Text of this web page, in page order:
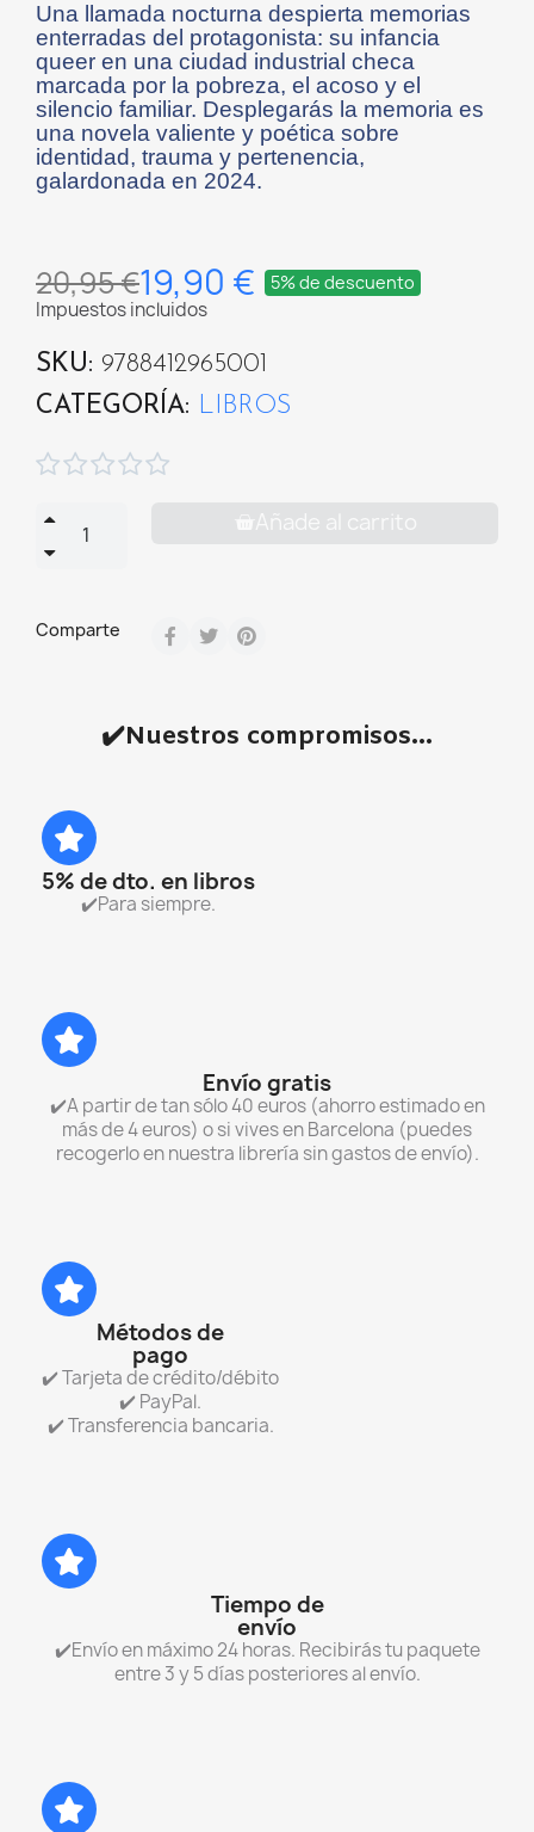
Una llamada nocturna despierta memorias
enterradas del protagonista: su infancia
queer en una ciudad industrial checa
marcada por la pobreza, el acoso y el
silencio familiar. Desplegarás la memoria es
una novela valiente y poética sobre
identidad, trauma y pertenencia,
galardonada en 2024.
20,95 €19,90 € 5% de descuento
Impuestos incluidos
SKU
9788412965001
CATEGORÍA
LIBROS

Añade al carrito
Comparte
✔️Nuestros compromisos...
5% de dto. en libros
✔️Para siempre.
Envío gratis
✔️A partir de tan sólo 40 euros (ahorro estimado en
más de 4 euros) o si vives en Barcelona (puedes
recogerlo en nuestra librería sin gastos de envío).
Métodos de
pago
✔️ Tarjeta de crédito/débito
✔️ PayPal.
✔️ Transferencia bancaria.
Tiempo de
envío
✔️Envío en máximo 24 horas. Recibirás tu paquete
entre 3 y 5 días posteriores al envío.